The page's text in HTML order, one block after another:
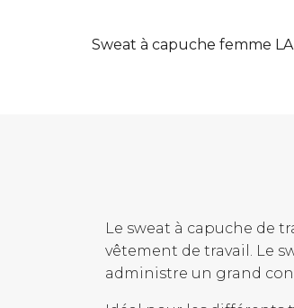
Sweat à capuche femme
Le sweat à capuche de
vêtement de travail. Le
administre un grand